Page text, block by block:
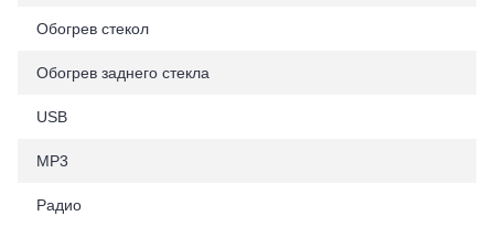
Обогрев стекол
Обогрев заднего стекла
USB
MP3
Радио